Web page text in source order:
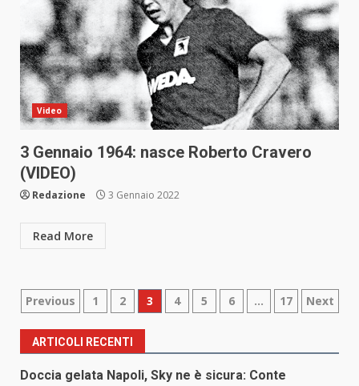
Video
3 Gennaio 1964: nasce Roberto Cravero
(VIDEO)
Redazione 3 Gennaio 2022
Read More
Paginazione
degli
articoli
Previous 1 2 3 4 5 6 … 17 Next
ARTICOLI RECENTI
Doccia gelata Napoli, Sky ne è sicura: Conte